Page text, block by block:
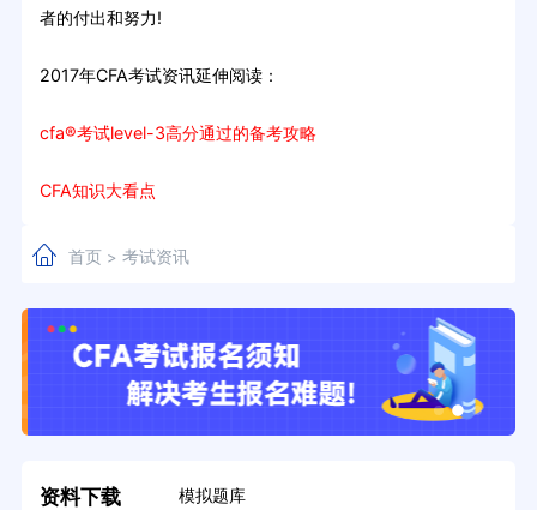
者的付出和努力!
2017年CFA考试资讯延伸阅读：
cfa®考试level-3高分通过的备考攻略
CFA知识大看点
首页> 考试资讯
资料下载 模拟题库